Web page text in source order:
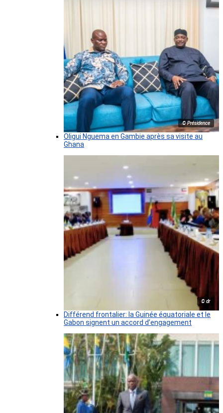
© Présidence
Oligui Nguema en Gambie après sa visite au
Ghana
© dr
Différend frontalier: la Guinée équatoriale et le
Gabon signent un accord d’engagement